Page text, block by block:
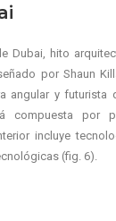
Dubai, hito
por Shaun
angular y futurista
compuesta por
incluye
(fig. 6).